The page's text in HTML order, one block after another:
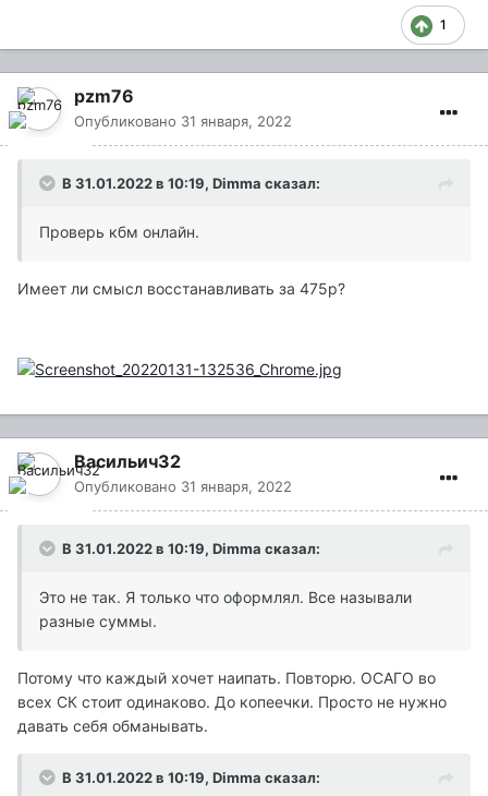
1
pzm76
Опубликовано 31 января, 2022
В 31.01.2022 в 10:19, Dimma сказал:
Проверь кбм онлайн.
Имеет ли смысл восстанавливать за 475р?
Васильич32
Опубликовано 31 января, 2022
В 31.01.2022 в 10:19, Dimma сказал:
Это не так. Я только что оформлял. Все называли
разные суммы.
Потому что каждый хочет наипать. Повторю. ОСАГО во
всех СК стоит одинаково. До копеечки. Просто не нужно
давать себя обманывать.
В 31.01.2022 в 10:19, Dimma сказал: